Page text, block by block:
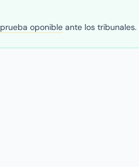
prueba oponible ante los tribunales.